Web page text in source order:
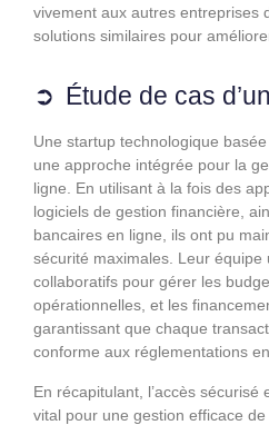
vivement aux autres entreprises
solutions similaires pour
Étude de cas
Une startup technologique
une approche intégrée pour la
ligne. En utilisant à la fois des
logiciels de gestion financière,
bancaires en ligne, ils ont pu
sécurité maximales. Leur équipe
collaboratifs pour gérer les
opérationnelles, et les
garantissant que chaque
conforme aux réglementations
En récapitulant, l’accès
vital pour une gestion efficace